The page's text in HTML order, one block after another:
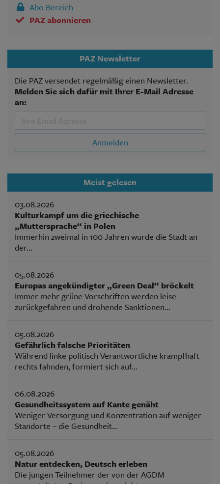
Abo Bereich
PAZ abonnieren
PAZ Newsletter
Die PAZ versendet regelmäßig einen Newsletter.
Melden Sie sich dafür mit Ihrer E-Mail Adresse
an:
Anmelden
Meist gelesen
03.08.2026
Kulturkampf um die griechische
„Muttersprache“ in Polen
Immerhin zweimal in 100 Jahren wurde die Stadt an
der...
05.08.2026
Europas angekündigter „Green Deal“ bröckelt
Immer mehr grüne Vorschriften werden leise
zurückgefahren und drohende Sanktionen...
05.08.2026
Gefährlich falsche Prioritäten
Während linke politisch Verantwortliche krampfhaft
rechts fahnden, formiert sich auf...
06.08.2026
Gesundheitssystem auf Kante genäht
Weniger Versorgung und Konzentration auf weniger
Standorte – die Gesundheit...
05.08.2026
Natur entdecken, Deutsch erleben
Die jungen Teilnehmer der von der AGDM